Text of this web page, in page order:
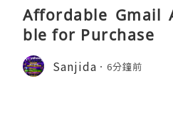
Affordable Gmail
ble for Purchase
Sanjida 6分鐘前